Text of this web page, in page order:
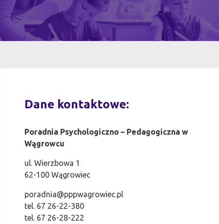
Dane kontaktowe:
Poradnia Psychologiczno – Pedagogiczna w
Wągrowcu
ul. Wierzbowa 1
62-100 Wągrowiec
poradnia@pppwagrowiec.pl
tel. 67 26-22-380
tel. 67 26-28-222